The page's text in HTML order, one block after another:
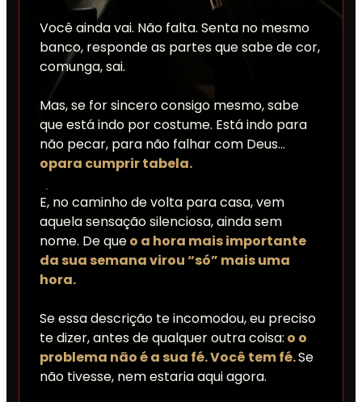
Você ainda vai. Não falta. Senta no mesmo
banco, responde as partes que sabe de cor,
comunga, sai.
Mas, se for sincero consigo mesmo, sabe
que está indo por costume. Está indo para
não pecar, para não falhar com Deus…
opara cumprir tabela.
E, no caminho de volta para casa, vem
aquela sensação silenciosa, ainda sem
nome. De queo a hora mais importante
da sua semana virou “só” mais uma
hora.
Se essa descrição te incomodou, eu preciso
te dizer, antes de qualquer outra coisa: o o
problema não é a sua fé. Você tem fé.Se
não tivesse, nem estaria aqui agora.